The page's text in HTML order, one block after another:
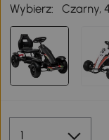
Wybierz: Czarny,